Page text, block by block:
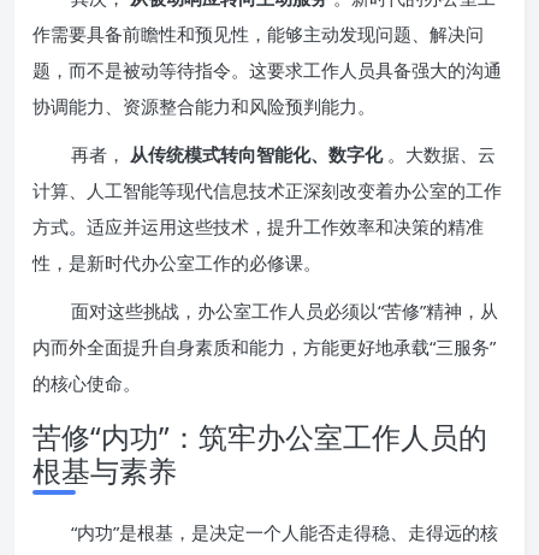
作需要具备前瞻性和预见性，能够主动发现问题、解决问
题，而不是被动等待指令。这要求工作人员具备强大的沟通
协调能力、资源整合能力和风险预判能力。
再者， 从传统模式转向智能化、数字化 。大数据、云
计算、人工智能等现代信息技术正深刻改变着办公室的工作
方式。适应并运用这些技术，提升工作效率和决策的精准
性，是新时代办公室工作的必修课。
面对这些挑战，办公室工作人员必须以“苦修”精神，从
内而外全面提升自身素质和能力，方能更好地承载“三服务”
的核心使命。
苦修“内功”：筑牢办公室工作人员的
根基与素养
“内功”是根基，是决定一个人能否走得稳、走得远的核